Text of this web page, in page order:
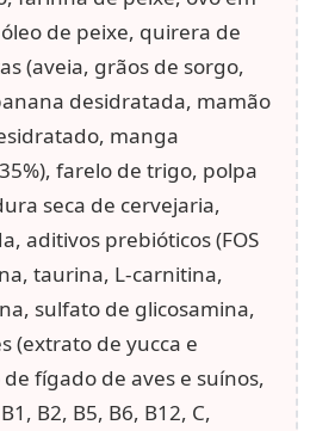
de peixe, quirera de
(aveia, grãos de sorgo,
desidratada, mamão
manga
farelo de trigo, polpa
seca de cervejaria,
aditivos prebióticos (FOS
taurina, L-carnitina,
sulfato de glicosamina,
(extrato de yucca e
fígado de aves e suínos,
B2, B5, B6, B12, C,